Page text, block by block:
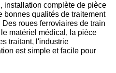
installation complète de pièce
bonnes qualités de traitement
roues ferroviaires de train
matériel médical, la pièce
traitant, l'industrie
est simple et facile pour